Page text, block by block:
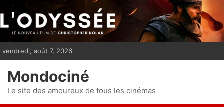
i
p
n
vendredi, août 7, 2026
Mondociné
Le site des amoureux de tous les cinémas